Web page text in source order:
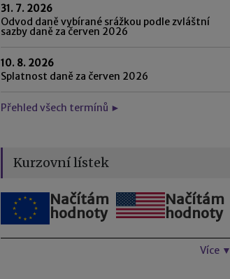
31. 7. 2026
Odvod daně vybírané srážkou podle zvláštní
sazby daně za červen 2026
10. 8. 2026
Splatnost daně za červen 2026
Přehled všech termínů ►
Kurzovní lístek
Načítám
hodnoty
Načítám
hodnoty
Více ▼